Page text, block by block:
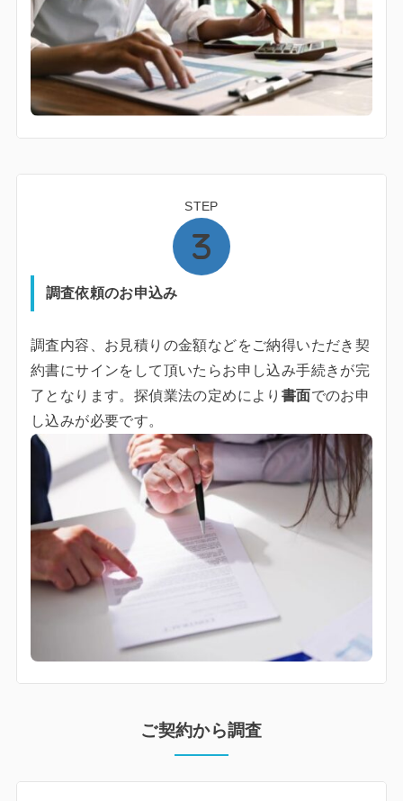
STEP
調査依頼のお申込み
調査内容、お見積りの金額などをご納得いただき契
約書にサインをして頂いたらお申し込み手続きが完
了となります。探偵業法の定めにより 書面でのお申
し込みが必要です。
ご契約から調査